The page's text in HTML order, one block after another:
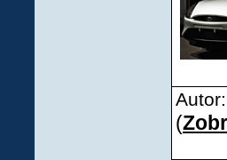
Autor:
(